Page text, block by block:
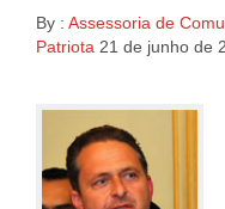
By : Assessoria de
Patriota 21 de junho de